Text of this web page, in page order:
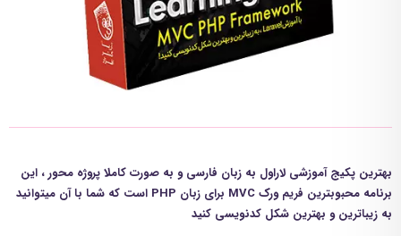
بهترین پکیج آموزشی لاراول به زبان فارسی و به صورت کاملا پروژه محور ، این
برنامه محبوبترین فریم ورک MVC برای زبان PHP است که شما با آن میتوانید
به زیباترین و بهترین شکل کدنویسی کنید